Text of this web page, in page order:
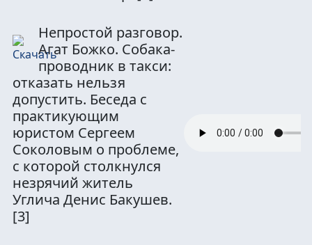
Непростой разговор.
Агат Божко. Собака-
проводник в такси:
отказать нельзя
допустить. Беседа с
практикующим
юристом Сергеем
Соколовым о проблеме,
с которой столкнулся
незрячий житель
Углича Денис Бакушев.
[3]